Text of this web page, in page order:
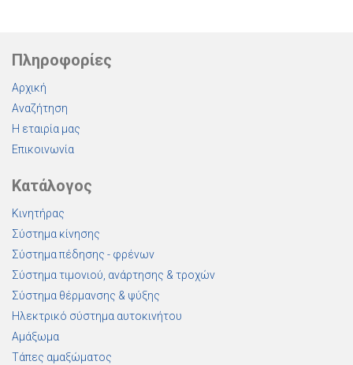
Πληροφορίες
Αρχική
Αναζήτηση
Η εταιρία μας
Επικοινωνία
Κατάλογος
Κινητήρας
Σύστημα κίνησης
Σύστημα πέδησης - φρένων
Σύστημα τιμονιού, ανάρτησης & τροχών
Σύστημα θέρμανσης & ψύξης
Ηλεκτρικό σύστημα αυτοκινήτου
Αμάξωμα
Τάπες αμαξώματος